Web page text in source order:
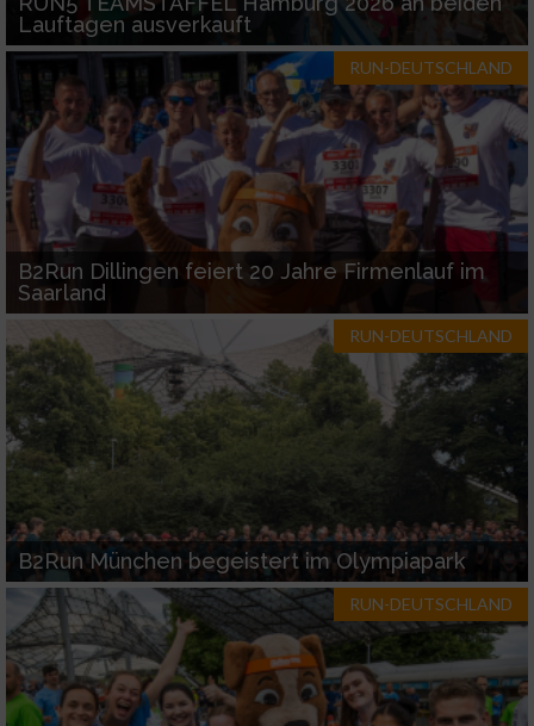
Lauftagen ausverkauft
RUN-DEUTSCHLAND
B2Run Dillingen feiert 20 Jahre Firmenlauf im
Saarland
RUN-DEUTSCHLAND
B2Run München begeistert im Olympiapark
RUN-DEUTSCHLAND
Entwicklung und Verbesserung der Angebote
Verwendung reduzierter Daten zur Auswahl
von Inhalten
IAB-Besonderheiten:
Verwendung genauer Standortdaten
Geräte anhand von aktiv angeforderten
Informationen identifizieren
Nicht-IAB-Verarbeitungszwecke:
Notwendig
Performance
Funktional
Werbung